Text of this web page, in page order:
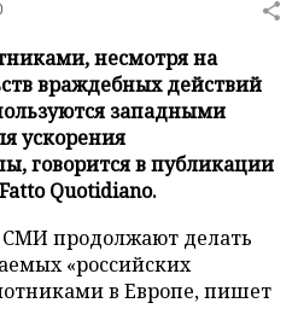
несмотря на
враждебных действий
западными
ускорения
говорится в публикации
Quotidiano.
продолжают делать
«российских
в Европе, пишет